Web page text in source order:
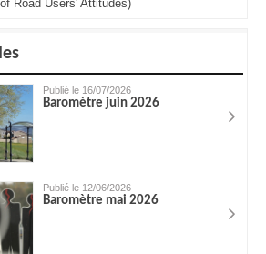
Road Users' Attitudes)
Publié le 16/07/2026
Baromètre juin 2026
Publié le 12/06/2026
Baromètre mai 2026